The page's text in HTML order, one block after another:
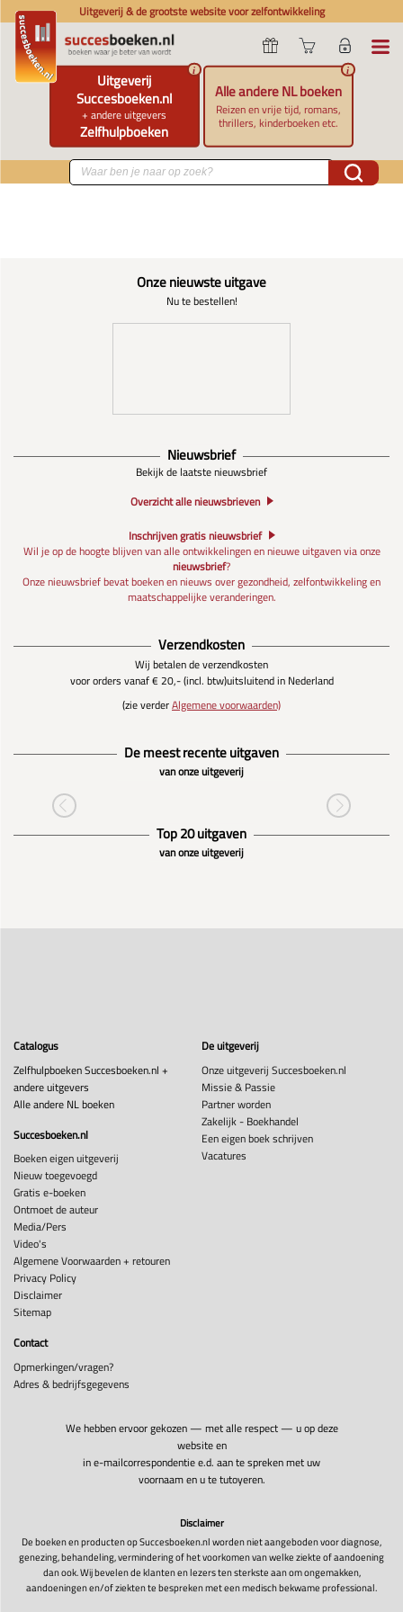
Uitgeverij & de grootste website voor zelfontwikkeling
Uitgeverij
Succesboeken.nl
+ andere uitgevers
Zelfhulpboeken
i
Alle andere NL boeken
Reizen en vrije tijd, romans,
thrillers, kinderboeken etc.
i
Onze nieuwste uitgave
Nu te bestellen!
Nieuwsbrief
Bekijk de laatste nieuwsbrief
Overzicht alle nieuwsbrieven
Inschrijven gratis nieuwsbrief
Wil je op de hoogte blijven van alle ontwikkelingen en nieuwe uitgaven via onze
nieuwsbrief?
Onze nieuwsbrief bevat boeken en nieuws over gezondheid, zelfontwikkeling en
maatschappelijke veranderingen.
Verzendkosten
Wij betalen de verzendkosten
voor orders vanaf € 20,- (incl. btw)uitsluitend in Nederland
(zie verderAlgemene voorwaarden)
De meest recente uitgaven
van onze uitgeverij
Top 20 uitgaven
van onze uitgeverij
Catalogus
Zelfhulpboeken Succesboeken.nl +
andere uitgevers
Alle andere NL boeken
Succesboeken.nl
Boeken eigen uitgeverij
Nieuw toegevoegd
Gratis e-boeken
Ontmoet de auteur
Media/Pers
Video's
Algemene Voorwaarden + retouren
Privacy Policy
Disclaimer
Sitemap
De uitgeverij
Onze uitgeverij Succesboeken.nl
Missie & Passie
Partner worden
Zakelijk - Boekhandel
Een eigen boek schrijven
Vacatures
Contact
Opmerkingen/vragen?
Adres & bedrijfsgegevens
We hebben ervoor gekozen — met alle respect — u op deze
website en
in e-mailcorrespondentie e.d. aan te spreken met uw
voornaam en u te tutoyeren.
Disclaimer
De boeken en producten op Succesboeken.nl worden niet aangeboden voor diagnose,
genezing, behandeling, vermindering of het voorkomen van welke ziekte of aandoening
dan ook. Wij bevelen de klanten en lezers ten sterkste aan om ongemakken,
aandoeningen en/of ziekten te bespreken met een medisch bekwame professional.